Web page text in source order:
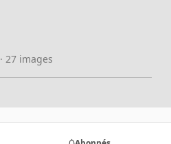
· 27 images